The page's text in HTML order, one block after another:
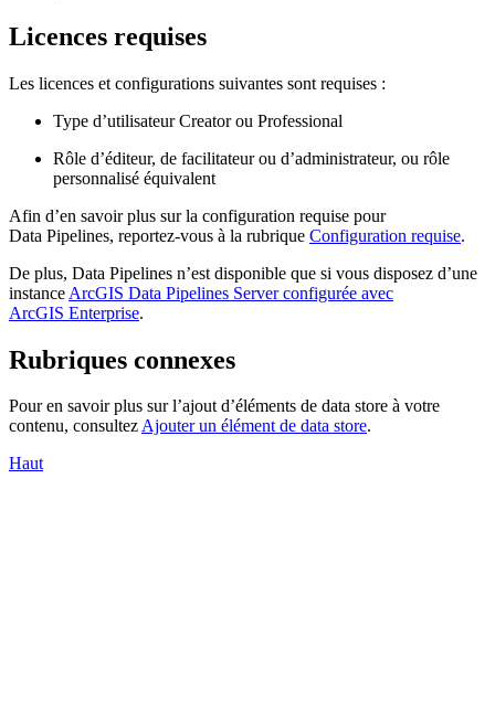
Licences requises
Les licences et configurations suivantes sont requises :
Type d’utilisateur Creator ou Professional
Rôle d’éditeur, de facilitateur ou d’administrateur, ou rôle
personnalisé équivalent
Afin d’en savoir plus sur la configuration requise pour
Data Pipelines, reportez-vous à la rubrique Configuration requise.
De plus, Data Pipelines n’est disponible que si vous disposez d’une
instance ArcGIS Data Pipelines Server configurée avec
ArcGIS Enterprise.
Rubriques connexes
Pour en savoir plus sur l’ajout d’éléments de data store à votre
contenu, consultezAjouter un élément de data store.
Haut